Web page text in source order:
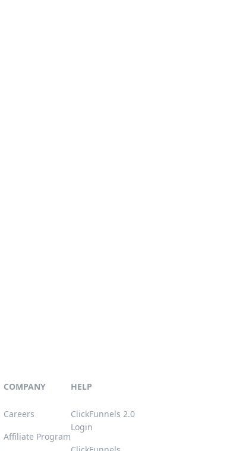
COMPANY
Careers
Affiliate Program
HELP
ClickFunnels 2.0
Login